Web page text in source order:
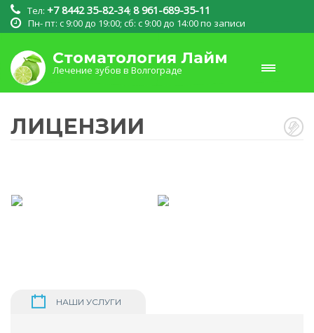
Тел: +7 8442 35-82-34; 8 961-689-35-11
Пн- пт: c 9:00 до 19:00; сб: с 9:00 до 14:00 по записи
Стоматология Лайм
Лечение зубов в Волгограде Главная
ЛИЦЕНЗИИ
НАШИ УСЛУГИ